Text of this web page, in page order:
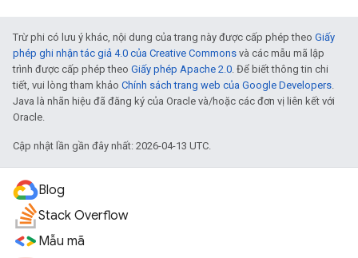
Trừ phi có lưu ý khác, nội dung của trang này được cấp phép theo Giấy
phép ghi nhận tác giả 4.0 của Creative Commons và các mẫu mã lập
trình được cấp phép theo Giấy phép Apache 2.0. Để biết thông tin chi
tiết, vui lòng tham khảo Chính sách trang web của Google Developers.
Java là nhãn hiệu đã đăng ký của Oracle và/hoặc các đơn vị liên kết với
Oracle.
Cập nhật lần gần đây nhất: 2026-04-13 UTC.
Blog
Stack Overflow
Mẫu mã